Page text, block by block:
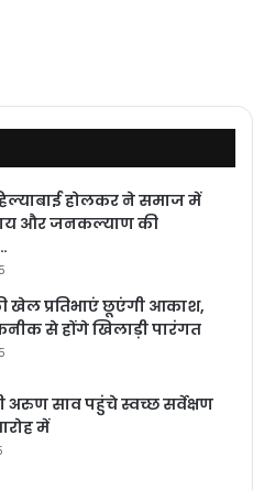
होलकर ने समाज में
और जनकल्याण की
खेल प्रतिभाएं छूएंगी आकाश,
से होंगे खिलाड़ी पारंगत
अरुण साव पहुंचे स्वच्छ सर्वेक्षण
में